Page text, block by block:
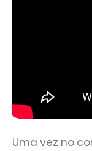
Uma vez no